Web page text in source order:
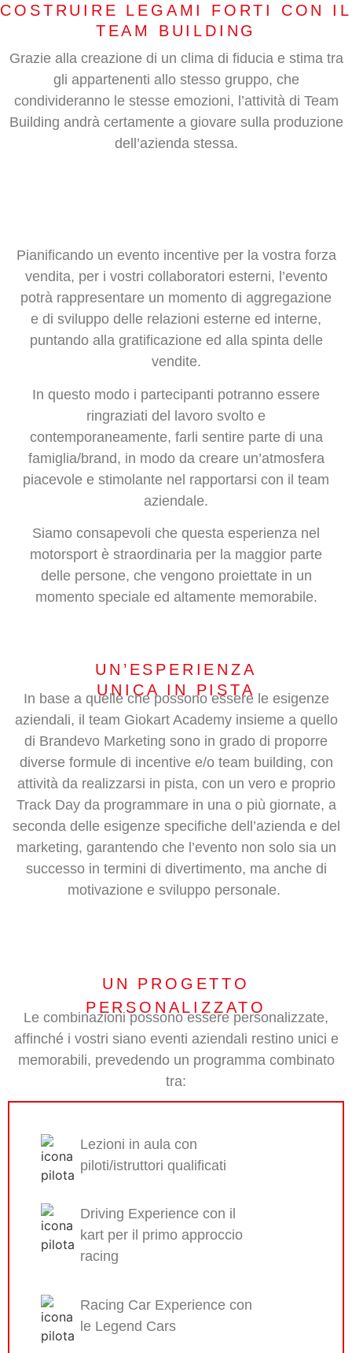
COSTRUIRE LEGAMI FORTI CON IL
TEAM BUILDING
Grazie alla creazione di un clima di fiducia e stima tra
gli appartenenti allo stesso gruppo, che
condivideranno le stesse emozioni, l’attività di Team
Building andrà certamente a giovare sulla produzione
dell’azienda stessa.
Pianificando un evento incentive per la vostra forza
vendita, per i vostri collaboratori esterni, l’evento
potrà rappresentare un momento di aggregazione
e di sviluppo delle relazioni esterne ed interne,
puntando alla gratificazione ed alla spinta delle
vendite.
In questo modo i partecipanti potranno essere
ringraziati del lavoro svolto e
contemporaneamente, farli sentire parte di una
famiglia/brand, in modo da creare un’atmosfera
piacevole e stimolante nel rapportarsi con il team
aziendale.
Siamo consapevoli che questa esperienza nel
motorsport è straordinaria per la maggior parte
delle persone, che vengono proiettate in un
momento speciale ed altamente memorabile.
UN’ESPERIENZA
UNICA IN PISTA
In base a quelle che possono essere le esigenze
aziendali, il team Giokart Academy insieme a quello
di Brandevo Marketing sono in grado di proporre
diverse formule di incentive e/o team building, con
attività da realizzarsi in pista, con un vero e proprio
Track Day da programmare in una o più giornate, a
seconda delle esigenze specifiche dell’azienda e del
marketing, garantendo che l’evento non solo sia un
successo in termini di divertimento, ma anche di
motivazione e sviluppo personale.
UN PROGETTO
PERSONALIZZATO
Le combinazioni possono essere personalizzate,
affinché i vostri siano eventi aziendali restino unici e
memorabili, prevedendo un programma combinato
tra:
Lezioni in aula con
piloti/istruttori qualificati
Driving Experience con il
kart per il primo approccio
racing
Racing Car Experience con
le Legend Cars